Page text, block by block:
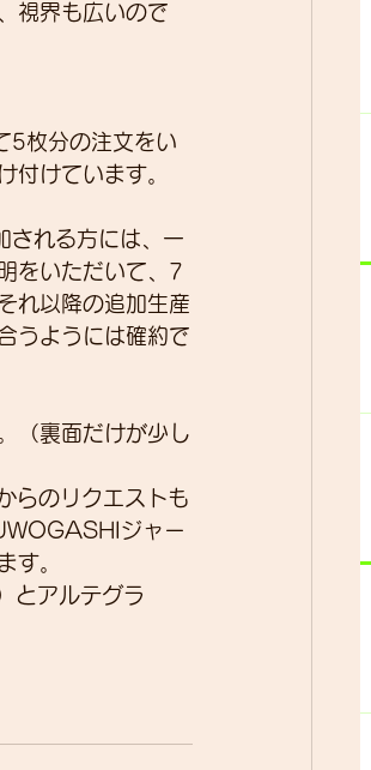
視界も広いので
枚分の注文をい
付けています。
れる方には、一
をいただいて、7
れ以降の追加生産
うようには確約で
（裏面だけが少し
らのリクエストも
ジャー
す。
とアルテグラ